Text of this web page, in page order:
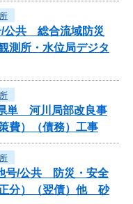
/公共 総合流域防災
測所・水位局デジタ
単 河川局部改良事
費）（債務）工事
号/公共 防災・安全
分）（翌債）他 砂